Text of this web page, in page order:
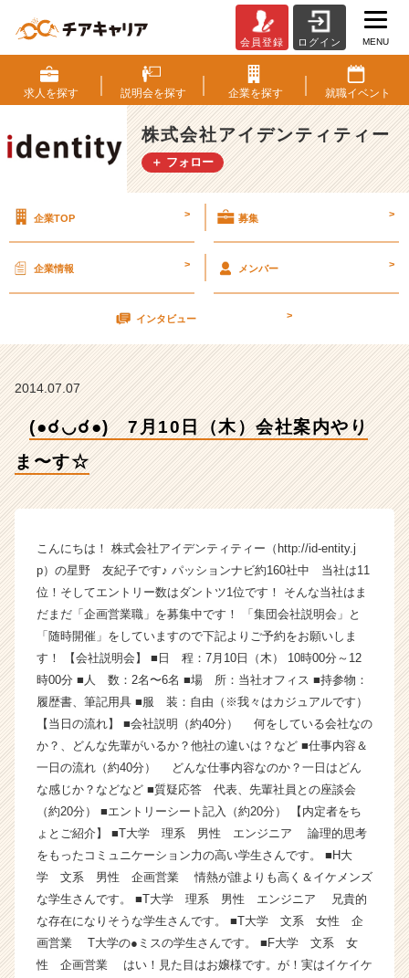
☌
◡
☌
●)
7
日
（木）
社
案
☆
社
イ
デ
ン
ィ
テ
ィ
ー
の
タ
イ
イ
ン】
|
ベ
ン
チ
ャ
ー・
成
長
会員登録 ログイン MENU
求人を探す 説明会を探す 企業を探す 就職イベント
株式会社アイデンティティー
＋ フォロー
企業TOP > 募集 >
企業情報 > メンバー >
インタビュー >
2014.07.07
(●☌◡☌●) 7月10日（木）会社案内やり
ま〜す☆
こんにちは！ 株式会社アイデンティティー（http://id-entity.j
p）の星野 友紀子です♪ パッションナビ約160社中 当社は11
位！そしてエントリー数はダントツ1位です！ そんな当社はま
だまだ「企画営業職」を募集中です！ 「集団会社説明会」と
「随時開催」をしていますので下記よりご予約をお願いしま
す！ 【会社説明会】 ■日 程：7月10日（木） 10時00分～12
時00分 ■人 数：2名〜6名 ■場 所：当社オフィス ■持参物：
履歴書、筆記用具 ■服 装：自由（※我々はカジュアルです）
【当日の流れ】 ■会社説明（約40分） 何をしている会社なの
か？、どんな先輩がいるか？他社の違いは？など ■仕事内容＆
一日の流れ（約40分） どんな仕事内容なのか？一日はどん
な感じか？などなど ■質疑応答 代表、先輩社員との座談会
（約20分） ■エントリーシート記入（約20分） 【内定者をち
ょとご紹介】 ■T大学 理系 男性 エンジニア 論理的思考
をもったコミュニケーション力の高い学生さんです。 ■H大
学 文系 男性 企画営業 情熱が誰よりも高く＆イケメンズ
な学生さんです。 ■T大学 理系 男性 エンジニア 兄貴的
な存在になりそうな学生さんです。 ■T大学 文系 女性 企
画営業 T大学の●ミスの学生さんです。 ■F大学 文系 女
性 企画営業 はい！見た目はお嬢様です。が！実はイケイケ